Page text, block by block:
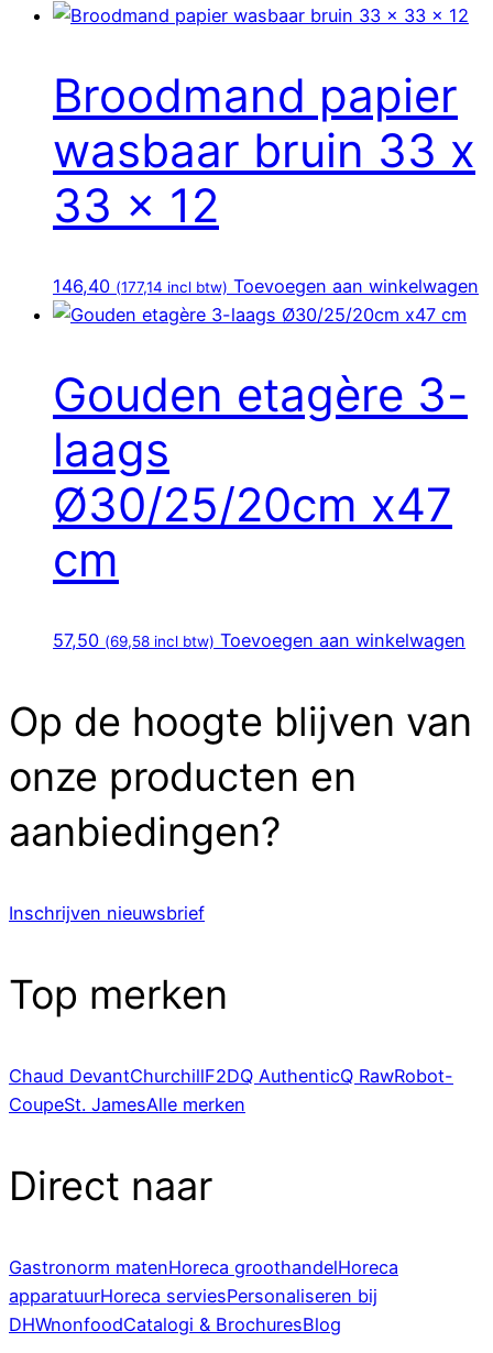
Broodmand papier
wasbaar bruin 33 x
33 x 12
146,40 (177,14 incl btw) Toevoegen aan winkelwagen
Gouden etagère 3-
laags
Ø30/25/20cm x47
cm
57,50 (69,58 incl btw) Toevoegen aan winkelwagen
Op de hoogte blijven van
onze producten en
aanbiedingen?
Inschrijven nieuwsbrief
Top merken
Chaud DevantChurchillF2DQ AuthenticQ RawRobot-
CoupeSt. JamesAlle merken
Direct naar
Gastronorm matenHoreca groothandelHoreca
apparatuurHoreca serviesPersonaliseren bij
DHWnonfoodCatalogi & BrochuresBlog